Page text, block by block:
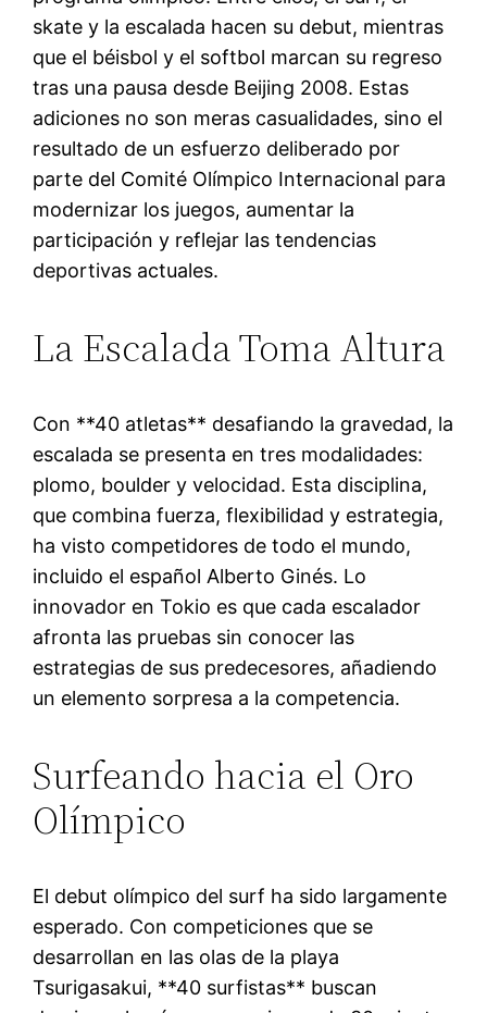
skate y la escalada hacen su debut, mientras
que el béisbol y el softbol marcan su regreso
tras una pausa desde Beijing 2008. Estas
adiciones no son meras casualidades, sino el
resultado de un esfuerzo deliberado por
parte del Comité Olímpico Internacional para
modernizar los juegos, aumentar la
participación y reflejar las tendencias
deportivas actuales.
La Escalada Toma Altura
Con **40 atletas** desafiando la gravedad, la
escalada se presenta en tres modalidades:
plomo, boulder y velocidad. Esta disciplina,
que combina fuerza, flexibilidad y estrategia,
ha visto competidores de todo el mundo,
incluido el español Alberto Ginés. Lo
innovador en Tokio es que cada escalador
afronta las pruebas sin conocer las
estrategias de sus predecesores, añadiendo
un elemento sorpresa a la competencia.
Surfeando hacia el Oro
Olímpico
El debut olímpico del surf ha sido largamente
esperado. Con competiciones que se
desarrollan en las olas de la playa
Tsurigasakui, **40 surfistas** buscan